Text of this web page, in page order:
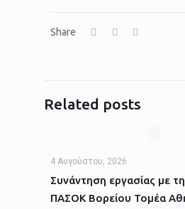
Share
Related posts
4 Αυγούστου, 2026
Συνάντηση εργασίας με
ΠΑΣΟΚ Βορείου Τομέα